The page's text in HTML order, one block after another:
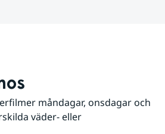
måndagar, onsdagar och
väder- eller